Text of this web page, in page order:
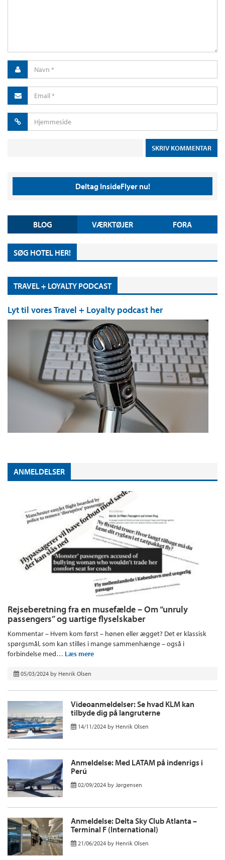
Deltag InsideFlyer nu!
BLOG VÆRKTØJER FORA
SØG HOTEL HER!
TRAVEL + LOYALTY PODCAST
Lyt til vores Travel + Loyalty podcast her
ANMELDELSER
Rejseberetning fra en musefælde – Om “unruly
passengers” og uartige flyselskaber
Kommentar – Hvem kom først – hønen eller ægget? Det er klassisk
spørgsmål, som kan stilles i mange sammenhænge – også i
forbindelse med… Læs mere
05/03/2024 by Henrik Olsen
Videoanmeldelser: Se hvad KLM kan
tilbyde dig på langruterne
14/11/2024 by Henrik Olsen
Anmeldelse: Med LATAM på indenrigs i
Perú
02/09/2024 by Jørgensen
Anmeldelse: Delta Sky Club Atlanta –
Terminal F (International)
21/06/2024 by Henrik Olsen